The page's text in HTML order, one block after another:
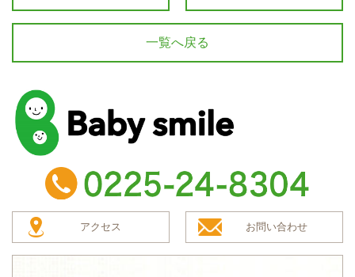
一覧へ戻る
baby smile
TEL：0225-24-8304
アクセス お問い合わせ